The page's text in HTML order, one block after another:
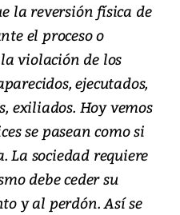
la reversión física de
el proceso o
violación de los
ejecutados,
exiliados. Hoy vemos
se pasean como si
La sociedad requiere
debe ceder su
y al perdón. Así se